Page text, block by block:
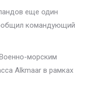
еще один
командующий
морским
Alkmaar в рамках